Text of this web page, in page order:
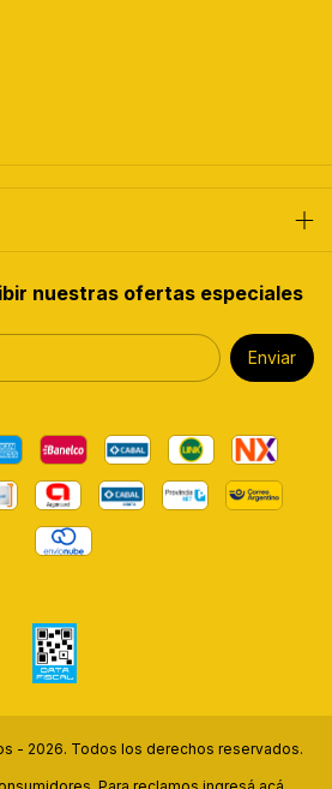
nuestras ofertas especiales
- 2026. Todos los derechos reservados.